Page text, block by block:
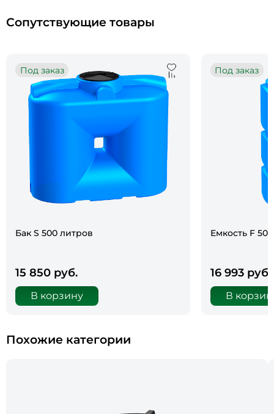
Сопутствующие товары
Под заказ
Бак S 500 литров
15 850 руб.
В корзину
Под заказ
Емкость F
16 993 руб.
В
Похожие категории